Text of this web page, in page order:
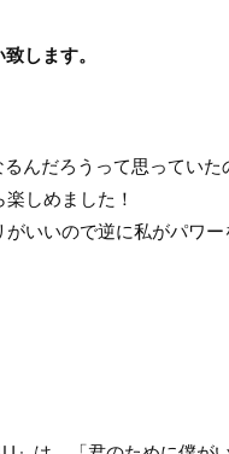
します。
んだろうって思っていた
しめました！
いいので逆に私がパワ